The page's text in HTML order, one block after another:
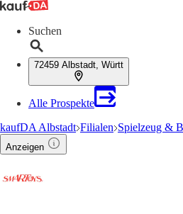
Suchen
72459 Albstadt, Württ
Alle Prospekte
kaufDA Albstadt Filialen Spielzeug &
Anzeigen